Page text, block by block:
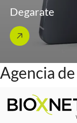
Degarate
Agencia